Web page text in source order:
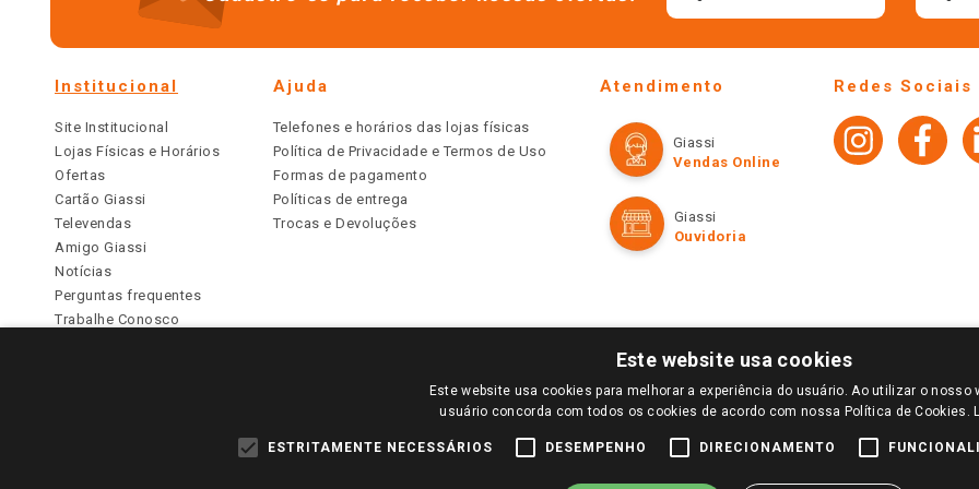
Institucional
Site Institucional
Lojas Físicas e Horários
Ofertas
Cartão Giassi
Televendas
Amigo Giassi
Notícias
Perguntas frequentes
Trabalhe Conosco
Ajuda
Telefones e horários das lojas físicas
Política de Privacidade e Termos de Uso
Formas de pagamento
Políticas de entrega
Trocas e Devoluções
Atendimento
Giassi
Vendas Online
Giassi
Ouvidoria
Redes Sociais
PARA VER OS PREÇOS DA SUA REGIÃO, FAÇA LOGIN E SELECIONE A LOJA DE SUA PREFERÊNCIA. SOMENTE APÓS O LOGIN, OS PREÇOS
TODOS OS PREÇOS E CONDIÇÕES COMERCIAIS DESTE SITE SÃO VÁLIDOS APENAS PARA COMPRAS REALIZADAS NO GIASSI.COM.BR E NA LOJA
DE BUSCAS.
Este website usa cookies
Este website usa cookies para melhorar a experiência do usuário. Ao utilizar o nosso
usuário concorda com todos os cookies de acordo com nossa Política de Cookies.
ESTRITAMENTE NECESSÁRIOS DESEMPENHO DIRECIONAMENTO